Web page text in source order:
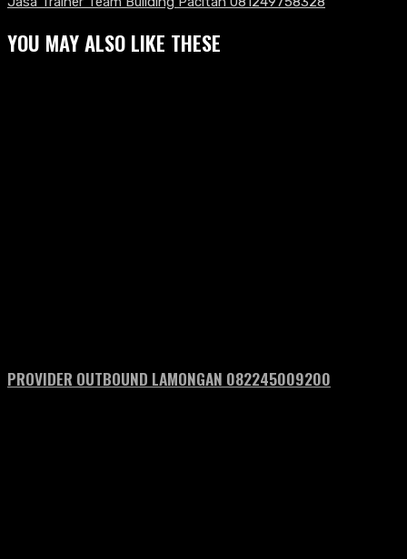
YOU MAY ALSO LIKE THESE
PROVIDER OUTBOUND LAMONGAN 082245009200